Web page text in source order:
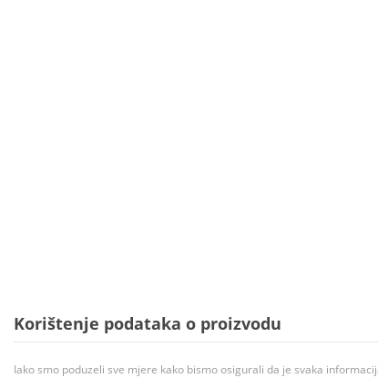
Korištenje podataka o proizvodu
Iako smo poduzeli sve mjere kako bismo osigurali da je svaka